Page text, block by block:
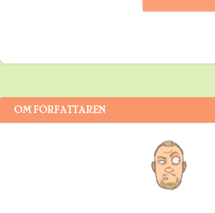
OM FÖRFATTAREN